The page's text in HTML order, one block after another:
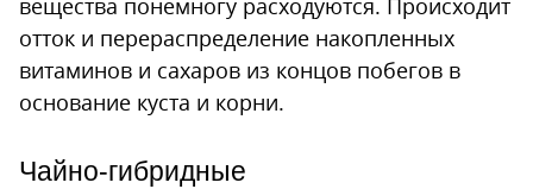
отток и перераспределение накопленных
витаминов и сахаров из концов побегов в
основание куста и корни.
Чайно-гибридные